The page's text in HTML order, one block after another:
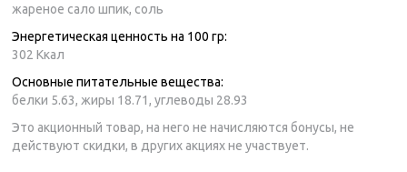
жареное сало шпик, соль
Энергетическая ценность на 100 гр:
302 Ккал
Основные питательные вещества:
белки 5.63, жиры 18.71, углеводы 28.93
Это акционный товар, на него не начисляются бонусы, не
действуют скидки, в других акциях не участвует.